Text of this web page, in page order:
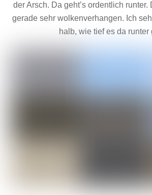
der Arsch. Da geht’s ordentlich runter.
gerade sehr wolkenverhangen. Ich
halb, wie tief es da runter